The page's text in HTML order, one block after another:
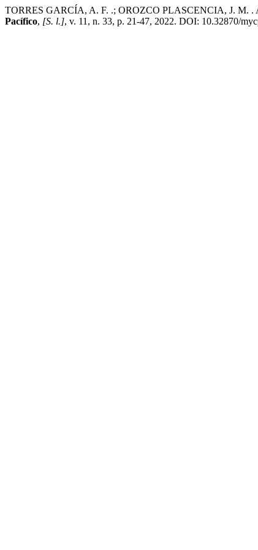
TORRES GARCÍA, A. F. .; OROZCO PLASCENCIA, J. M. .
Pacífico, [S. l.], v. 11, n. 33, p. 21-47, 2022. DOI: 10.32870/